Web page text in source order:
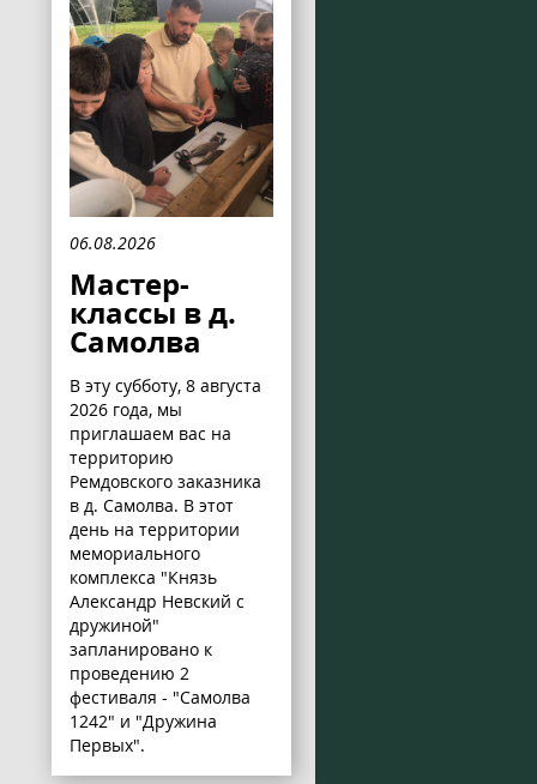
06.08.2026
Мастер-
классы в д.
Самолва
В эту субботу, 8 августа
2026 года, мы
приглашаем вас на
территорию
Ремдовского заказника
в д. Самолва. В этот
день на территории
мемориального
комплекса "Князь
Александр Невский с
дружиной"
запланировано к
проведению 2
фестиваля - "Самолва
1242" и "Дружина
Первых".